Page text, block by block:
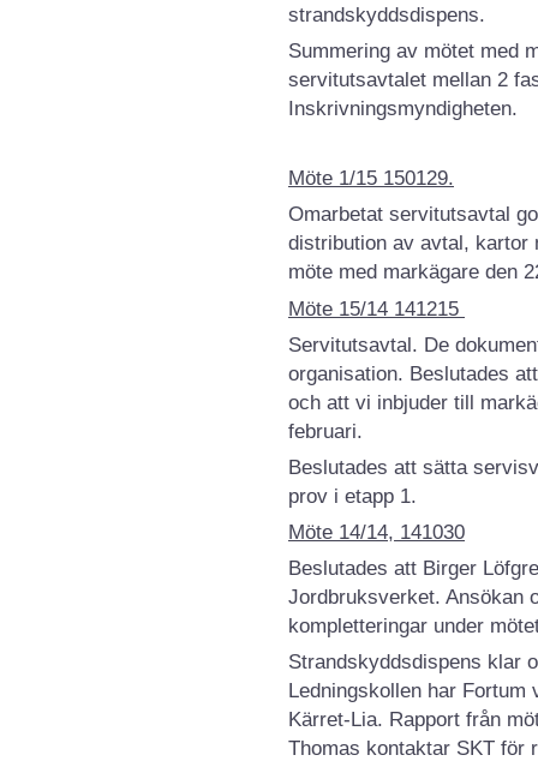
strandskyddsdispens.
Summering av mötet med
servitutsavtalet mellan 2
Inskrivningsmyndigheten.
Möte 1/15 150129.
Omarbetat servitutsavtal
distribution av avtal, kartor
möte med markägare den
Möte 15/14 141215
Servitutsavtal. De
organisation. Beslutades
och att vi inbjuder till
februari.
Beslutades att sätta
prov i etapp 1.
Möte 14/14, 141030
Beslutades att Birger
Jordbruksverket. Ansökan
kompletteringar under
Strandskyddsdispens klar
Ledningskollen har
Kärret-Lia. Rapport från
Thomas kontaktar SKT för